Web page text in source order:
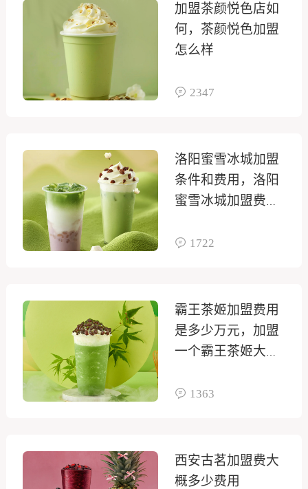
加盟茶颜悦色店如
何，茶颜悦色加盟
怎么样
2347
洛阳蜜雪冰城加盟
条件和费用，洛阳
蜜雪冰城加盟费联
1722
霸王茶姬加盟费用
是多少万元，加盟
一个霸王茶姬大概
1363
西安古茗加盟费大
概多少费用